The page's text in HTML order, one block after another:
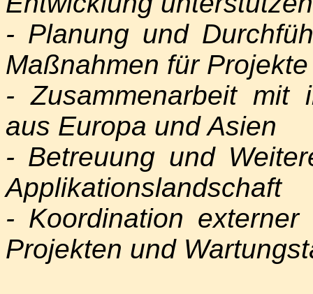
- Planung und
Maßnahmen für
- Zusammenarbeit mit
aus Europa und Asien
- Betreuung und
Applikationslandschaft
- Koordination
Projekten und